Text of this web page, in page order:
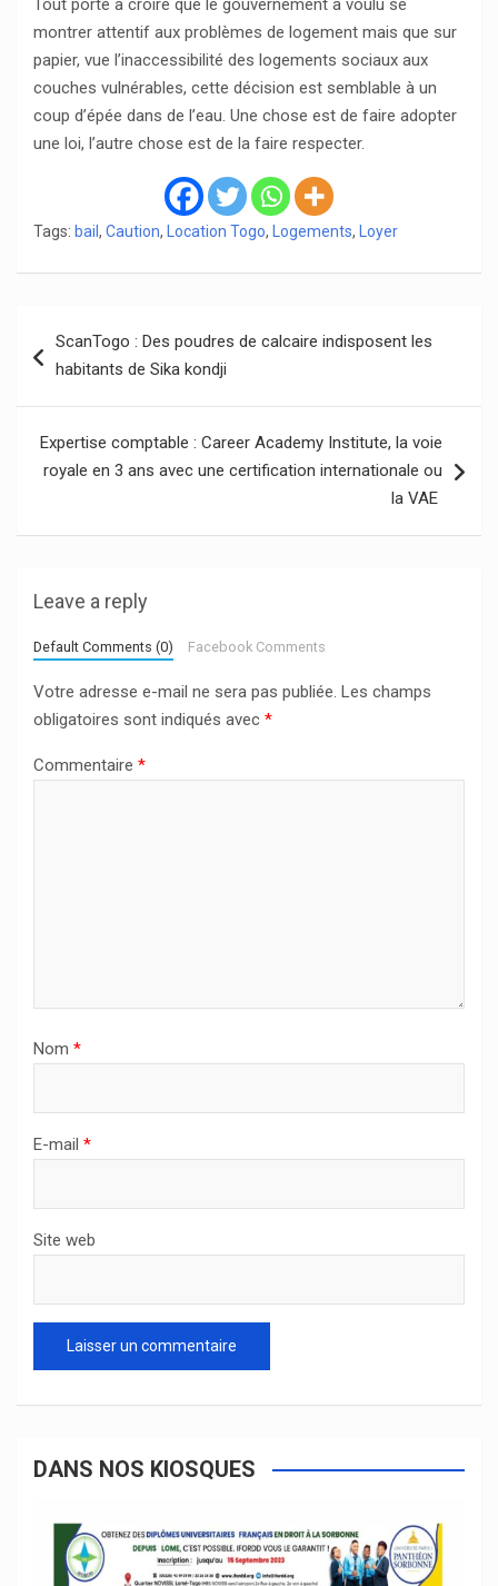
Tout porte à croire que le gouvernement a voulu se
montrer attentif aux problèmes de logement mais que sur
papier, vue l’inaccessibilité des logements sociaux aux
couches vulnérables, cette décision est semblable à un
coup d’épée dans de l’eau. Une chose est de faire adopter
une loi, l’autre chose est de la faire respecter.
Tags: bail , Caution, Location Togo, Logements, Loyer
de
ScanTogo : Des poudres de calcaire indisposent les
habitants de Sika kondji
Expertise comptable : Career Academy Institute, la voie
royale en 3 ans avec une certification internationale ou
la VAE
Leave a reply
Default Comments (0) Facebook Comments
Votre adresse e-mail ne sera pas publiée. Les champs
obligatoires sont indiqués avec *
Commentaire *
Nom *
E-mail *
Site web
DANS NOS KIOSQUES